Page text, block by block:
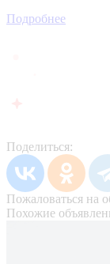
Подробнее
Поделиться:
Пожаловаться на
Похожие